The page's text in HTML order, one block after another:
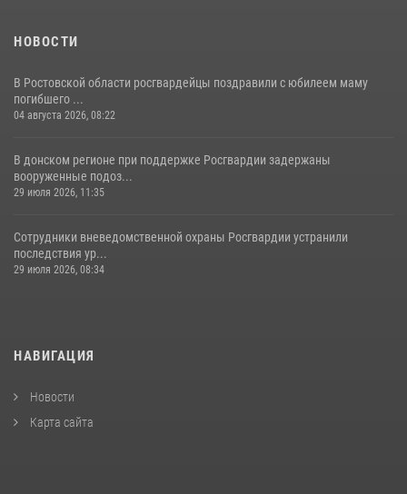
НОВОСТИ
В Ростовской области росгвардейцы поздравили с юбилеем маму
погибшего ...
04 августа 2026, 08:22
В донском регионе при поддержке Росгвардии задержаны
вооруженные подоз...
29 июля 2026, 11:35
Сотрудники вневедомственной охраны Росгвардии устранили
последствия ур...
29 июля 2026, 08:34
НАВИГАЦИЯ
Новости
Карта сайта